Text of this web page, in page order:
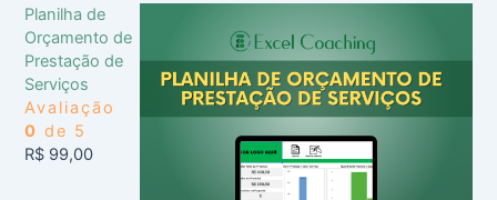
Planilha de
Orçamento de
Prestação de
Serviços
Avaliação
0 de 5
R$ 99,00